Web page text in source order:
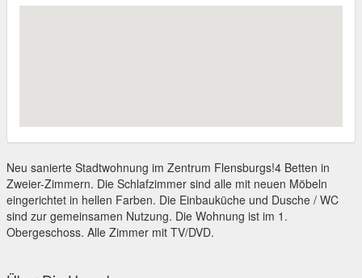
Neu sanierte Stadtwohnung im Zentrum Flensburgs!4 Betten in
Zweier-Zimmern. Die Schlafzimmer sind alle mit neuen Möbeln
eingerichtet in hellen Farben. Die Einbauküche und Dusche / WC
sind zur gemeinsamen Nutzung. Die Wohnung ist im 1.
Obergeschoss. Alle Zimmer mit TV/DVD.